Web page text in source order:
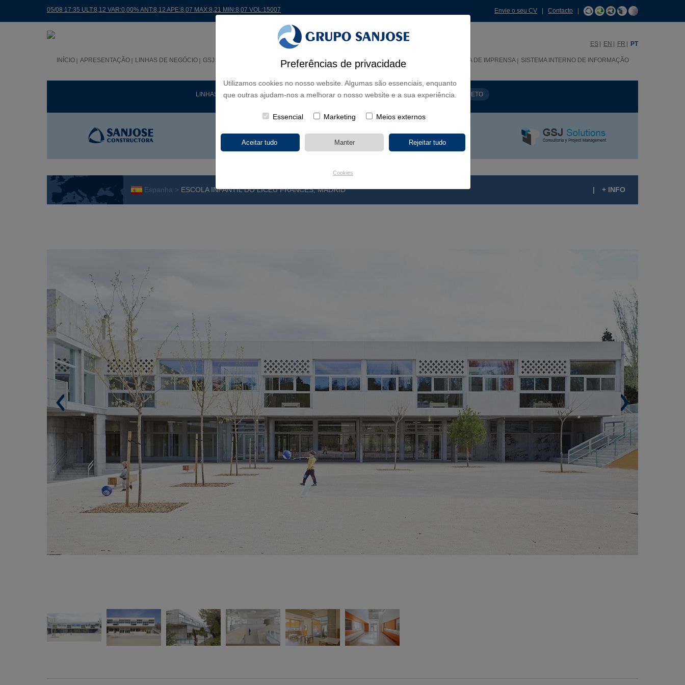
Preferências de privacidade
Utilizamos cookies no nosso website. Algumas são essenciais, enquanto
que outras ajudam-nos a melhorar o nosso website e a sua experiência.
Essencial Marketing Meios externos
Cookies
05/08 17:35 ULT:8,12 VAR:0,00% ANT:8,12 APE:8,07 MAX:8,21 MIN:8,07 VOL:15007 Envie o seu CV Contacto
ES EN FR PT
INÍCIO APRESENTAÇÃO LINHAS DE NEGÓCIO GSJ NO MUNDO PROJETOS ACIONISTAS E INVESTIDORES INOVAÇÃO SALA DE IMPRENSA SISTEMA INTERNO DE INFORMAÇÃO
LINHAS DE NEGÓCIO CONTINENTES TIPOLOGIA DE OBRA NOME DO PROJETO
Espanha > ESCOLA INFANTIL DO LICEU FRANCÉS, MADRID | + INFO